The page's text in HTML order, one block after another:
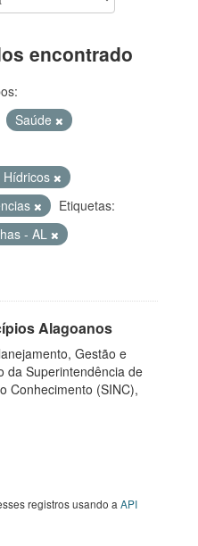
encontrado
Saúde
Hídricos
Etiquetas:
- AL
Alagoanos
Gestão e
da Superintendência de
Conhecimento (SINC),
registros usando a API